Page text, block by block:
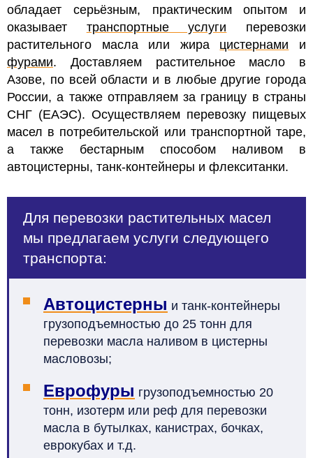
обладает серьёзным, практическим опытом и
оказывает транспортные услуги перевозки
растительного масла или жира цистернами и
фурами. Доставляем растительное масло в
Азове, по всей области и в любые другие города
России, а также отправляем за границу в страны
СНГ (ЕАЭС). Осуществляем перевозку пищевых
масел в потребительской или транспортной таре,
а также бестарным способом наливом в
автоцистерны, танк-контейнеры и флекситанки.
Для перевозки растительных масел
мы предлагаем услуги следующего
транспорта:
Автоцистерны и танк-контейнеры
грузоподъемностью до 25 тонн для
перевозки масла наливом в цистерны
масловозы;
Еврофуры грузоподъемностью 20
тонн, изотерм или реф для перевозки
масла в бутылках, канистрах, бочках,
еврокубах и т.д.